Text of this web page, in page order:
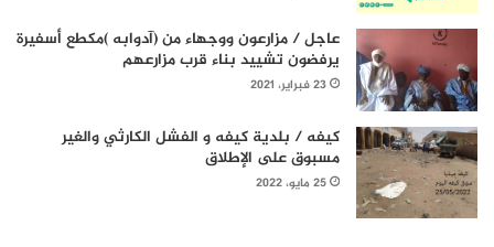
عاجل / مزارعون ووجهاء من (آدوابه )مكطع أسفيرة
يرفضون تشييد بناء قرب مزارعهم
23 فبراير، 2021
كيفه / بلدية كيفه و الفشل الكارثي والغير
مسبوق على الإطلاق
25 مايو، 2022